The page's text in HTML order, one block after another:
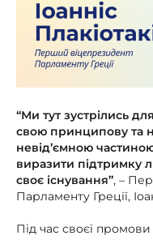
“Ми тут зустрілись
свою принципову та
невід’ємною
виразити підтримку
своє існування”, –
Парламенту Греції,
Під час своєї